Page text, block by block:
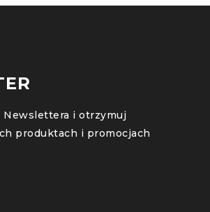
Newslettera i otrzymuj
produktach i promocjach